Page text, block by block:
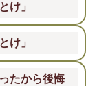
け」
け」
たから後悔